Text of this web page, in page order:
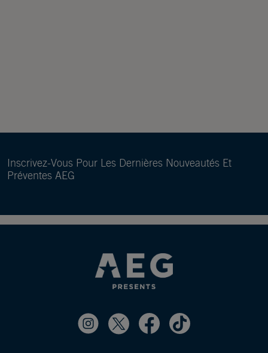
Inscrivez-Vous Pour Les Dernières Nouveautés Et
Préventes AEG